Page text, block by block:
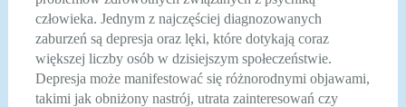
człowieka. Jednym z najczęściej diagnozowanych
zaburzeń są depresja oraz lęki, które dotykają coraz
większej liczby osób w dzisiejszym społeczeństwie.
Depresja może manifestować się różnorodnymi objawami,
takimi jak obniżony nastrój, utrata zainteresowań czy